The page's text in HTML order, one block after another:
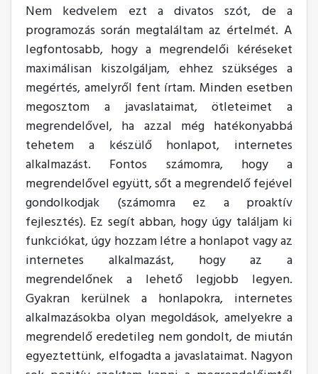
Nem kedvelem ezt a divatos szót, de a
programozás során megtaláltam az értelmét. A
legfontosabb, hogy a megrendelői kéréseket
maximálisan kiszolgáljam, ehhez szükséges a
megértés, amelyről fent írtam. Minden esetben
megosztom a javaslataimat, ötleteimet a
megrendelővel, ha azzal még hatékonyabbá
tehetem a készülő honlapot, internetes
alkalmazást. Fontos számomra, hogy a
megrendelővel együtt, sőt a megrendelő fejével
gondolkodjak (számomra ez a proaktív
fejlesztés). Ez segít abban, hogy úgy találjam ki
funkciókat, úgy hozzam létre a honlapot vagy az
internetes alkalmazást, hogy az a
megrendelőnek a lehető legjobb legyen.
Gyakran kerülnek a honlapokra, internetes
alkalmazásokba olyan megoldások, amelyekre a
megrendelő eredetileg nem gondolt, de miután
egyeztettünk, elfogadta a javaslataimat. Nagyon